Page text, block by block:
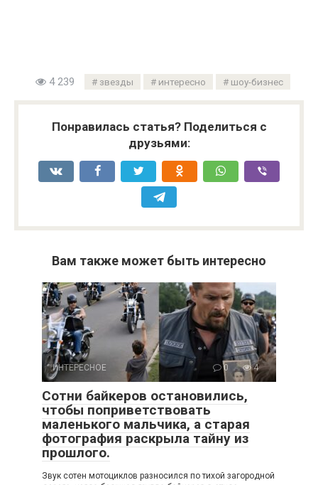
4 239 звезды интересно шоу-бизнес
Понравилась статья? Поделиться с
друзьями:
Вам также может быть интересно
ИНТЕРЕСНОЕ 0 4
Сотни байкеров остановились,
чтобы поприветствовать
маленького мальчика, а старая
фотография раскрыла тайну из
прошлого.
Звук сотен мотоциклов разносился по тихой загородной